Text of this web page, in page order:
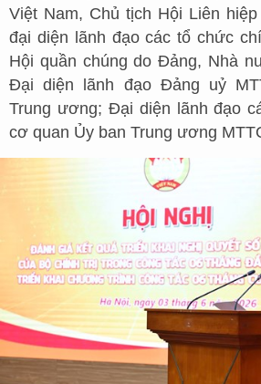
Việt Nam, Chủ tịch Hội Liên
đại diện lãnh đạo các tổ chức
Hội quần chúng do Đảng, Nhà
Đại diện lãnh đạo Đảng uỷ
Trung ương; Đại diện lãnh đạo
cơ quan Ủy ban Trung ương